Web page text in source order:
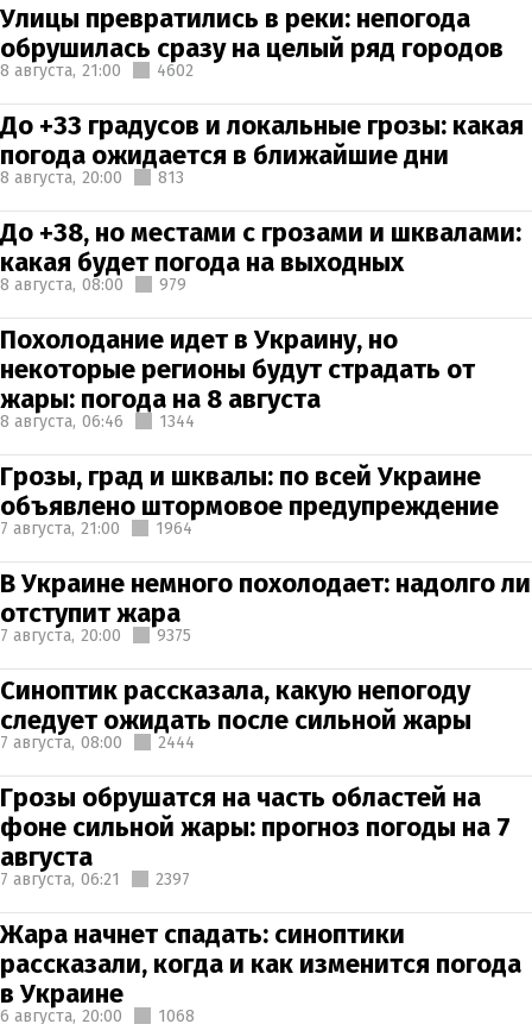
Улицы превратились в реки: непогода
обрушилась сразу на целый ряд городов
8 августа, 21:00 4602
До +33 градусов и локальные грозы: какая
погода ожидается в ближайшие дни
8 августа, 20:00 813
До +38, но местами с грозами и шквалами:
какая будет погода на выходных
8 августа, 08:00 979
Похолодание идет в Украину, но
некоторые регионы будут страдать от
жары: погода на 8 августа
8 августа, 06:46 1344
Грозы, град и шквалы: по всей Украине
объявлено штормовое предупреждение
7 августа, 21:00 1964
В Украине немного похолодает: надолго ли
отступит жара
7 августа, 20:00 9375
Синоптик рассказала, какую непогоду
следует ожидать после сильной жары
7 августа, 08:00 2444
Грозы обрушатся на часть областей на
фоне сильной жары: прогноз погоды на 7
августа
7 августа, 06:21 2397
Жара начнет спадать: синоптики
рассказали, когда и как изменится погода
в Украине
6 августа, 20:00 1068